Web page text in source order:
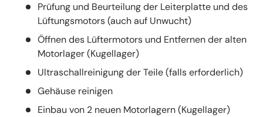
Prüfung und Beurteilung der Leiterplatte und des
Lüftungsmotors (auch auf Unwucht)
Öffnen des Lüftermotors und Entfernen der alten
Motorlager (Kugellager)
Ultraschallreinigung der Teile (falls erforderlich)
Gehäuse reinigen
Einbau von 2 neuen Motorlagern (Kugellager)